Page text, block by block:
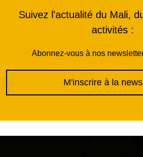
Suivez l'actualité du Mali,
activités :
Abonnez-vous à nos
M'inscrire à la